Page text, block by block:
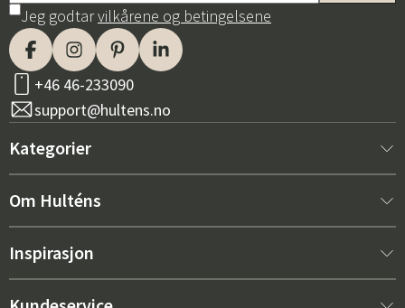
Jeg godtarvilkårene og betingelsene
+46 46-233090
support@hultens.no
Kategorier
Nytt hos oss
Innredning
Om Hulténs
Om Hulténs
Inspirasjon
Bestselger